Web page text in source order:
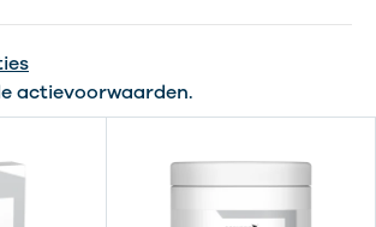
actievoorwaarden.